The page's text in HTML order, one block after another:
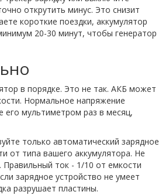
открутить минус. Это снизит
короткие поездки, аккумулятор
20-30 минут, чтобы генератор
в порядке. Это не так. АКБ может
Нормальное напряжение
его мультиметром раз в месяц,
только автоматический зарядное
от типа вашего аккумулятора. Не
Правильный ток - 1/10 от емкости
зарядное устройство не умеет
разрушает пластины.